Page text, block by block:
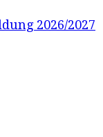
2026/2027